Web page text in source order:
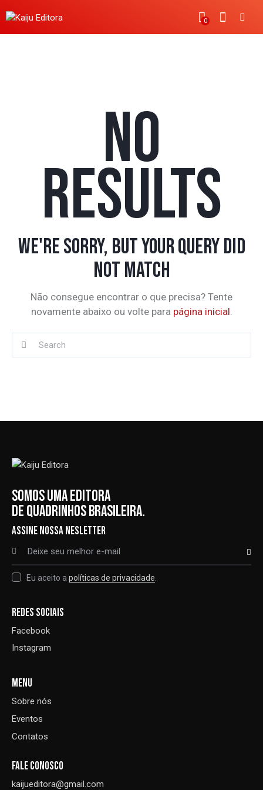
0
NO
RESULTS
WE'RE SORRY, BUT YOUR QUERY DID
NOT MATCH
Não consegue encontrar o que precisa? Tente
novamente abaixo ou volte parapágina inicial.
SOMOS UMA EDITORA
DE QUADRINHOS BRASILEIRA.
ASSINE NOSSA NESLETTER
ASSINAR
Eu aceito a políticas de privacidade
REDES SOCIAIS
Facebook
Instagram
MENU
Sobre nós
Eventos
Contatos
FALE CONOSCO
kaijueditora@gmail.com